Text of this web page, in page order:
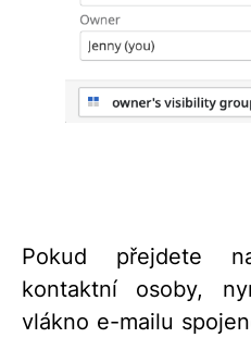
Pokud přejdete
kontaktní osoby,
vlákno e-mailu